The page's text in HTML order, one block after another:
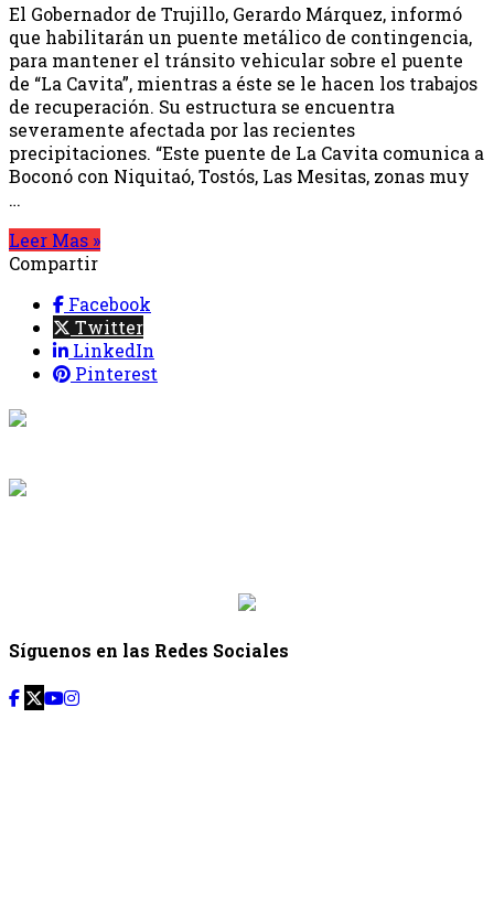
El Gobernador de Trujillo, Gerardo Márquez, informó
que habilitarán un puente metálico de contingencia,
para mantener el tránsito vehicular sobre el puente
de “La Cavita”, mientras a éste se le hacen los trabajos
de recuperación. Su estructura se encuentra
severamente afectada por las recientes
precipitaciones. “Este puente de La Cavita comunica a
Boconó con Niquitaó, Tostós, Las Mesitas, zonas muy
…
Leer Mas »
Compartir
Facebook
Twitter
LinkedIn
Pinterest
Síguenos en las Redes Sociales